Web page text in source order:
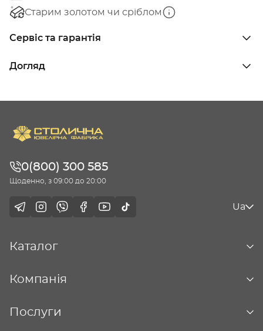
Старим золотом чи сріблом
Сервіс та гарантія
Догляд
0(800) 300 585
Щоденно, з 09:00 до 20:00
Ua
Каталог
Компанія
Послуги